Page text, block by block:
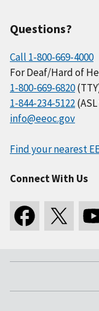
Questions?
Call 1-800-669-4000
For Deaf/Hard of
1-800-669-6820
1-844-234-5122
info@eeoc.gov
Find your nearest
Connect With Us